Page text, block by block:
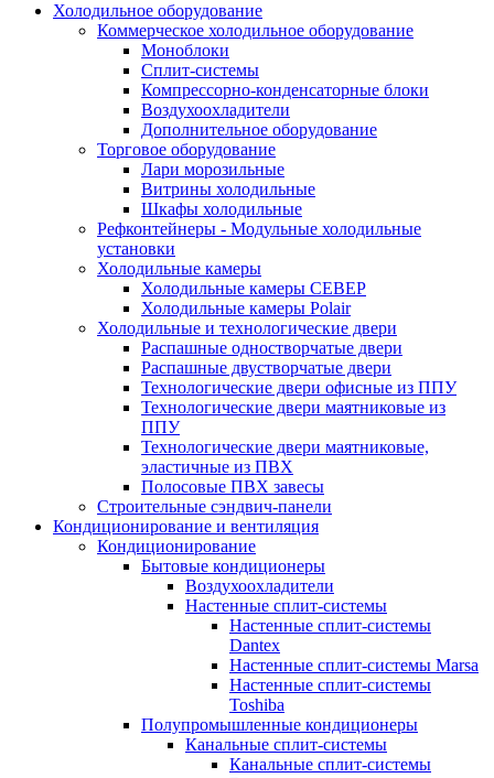
Холодильное оборудование
Коммерческое холодильное оборудование
Моноблоки
Сплит-системы
Компрессорно-конденсаторные блоки
Воздухоохладители
Дополнительное оборудование
Торговое оборудование
Лари морозильные
Витрины холодильные
Шкафы холодильные
Рефконтейнеры - Модульные холодильные
установки
Холодильные камеры
Холодильные камеры СЕВЕР
Холодильные камеры Polair
Холодильные и технологические двери
Распашные одностворчатые двери
Распашные двустворчатые двери
Технологические двери офисные из ППУ
Технологические двери маятниковые из
ППУ
Технологические двери маятниковые,
эластичные из ПВХ
Полосовые ПВХ завесы
Строительные сэндвич-панели
Кондиционирование и вентиляция
Кондиционирование
Бытовые кондиционеры
Воздухоохладители
Настенные сплит-системы
Настенные сплит-системы
Dantex
Настенные сплит-системы Marsa
Настенные сплит-системы
Toshiba
Полупромышленные кондиционеры
Канальные сплит-системы
Канальные сплит-системы